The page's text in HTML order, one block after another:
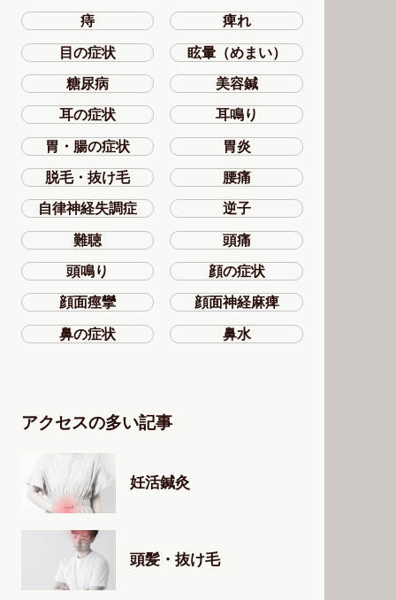
痔 痺れ
目の症状 眩暈（めまい）
糖尿病 美容鍼
耳の症状 耳鳴り
胃・腸の症状 胃炎
脱毛・抜け毛 腰痛
自律神経失調症 逆子
難聴 頭痛
頭鳴り 顔の症状
顔面痙攣 顔面神経麻痺
鼻の症状 鼻水
アクセスの多い記事
妊活鍼灸
頭髪・抜け毛